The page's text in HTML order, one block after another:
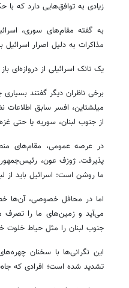
زیادی به توافق‌هایی دارد که
به گفته مقام‌های سوری،
مذاکرات به دلیل اصرار
یک تانک اسرائیلی از دروازه‌ای
برخی ناظران دیگر گفتند
میلشتاین، افسر سابق اطلاعات
از جنوب لبنان، سوریه یا حتی
در عرصه عمومی، مقام‌های
پذیرفت. ژوزف عون،
ما روشن است: اسرائیل باید از
اما در محافل خصوصی، آن‌ها
می‌آید و زمین‌های ما را تصرف
جنوب لبنان را مثل حیاط خلوت
این نگرانی‌ها با سخنان
تشدید شده است؛ افرادی که